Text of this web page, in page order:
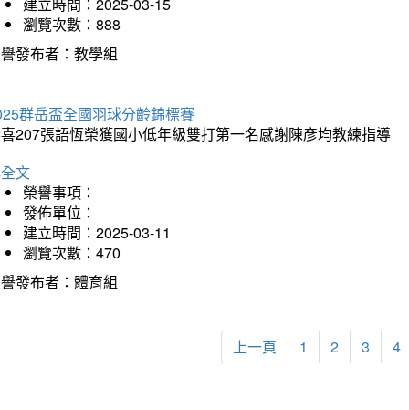
瀏覽次數：888
發布者：教學組
群岳盃全國羽球分齡錦標賽
207張語恆榮獲國小低年級雙打第一名感謝陳彥均教練指導
文
榮譽事項：
發佈單位：
建立時間：2025-03-11
瀏覽次數：470
發布者：體育組
上一頁 1 2 3 4